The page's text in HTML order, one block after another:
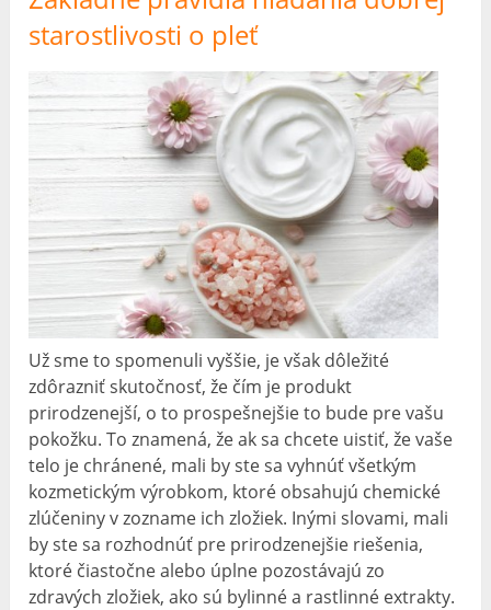
starostlivosti o pleť
Už sme to spomenuli vyššie, je však dôležité
zdôrazniť skutočnosť, že čím je produkt
prirodzenejší, o to prospešnejšie to bude pre vašu
pokožku. To znamená, že ak sa chcete uistiť, že vaše
telo je chránené, mali by ste sa vyhnúť všetkým
kozmetickým výrobkom, ktoré obsahujú chemické
zlúčeniny v zozname ich zložiek. Inými slovami, mali
by ste sa rozhodnúť pre prirodzenejšie riešenia,
ktoré čiastočne alebo úplne pozostávajú zo
zdravých zložiek, ako sú bylinné a rastlinné extrakty.